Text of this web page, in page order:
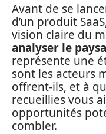
Avant de se
d’un produit
vision claire du
analyser le
représente une
sont les acteurs
offrent-ils, et à
recueillies vous
opportunités
combler.